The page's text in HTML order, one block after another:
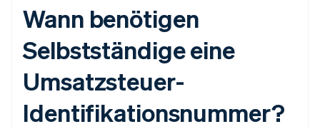
Wann benötigen
Selbstständige eine
Umsatzsteuer-
Identifikationsnummer?